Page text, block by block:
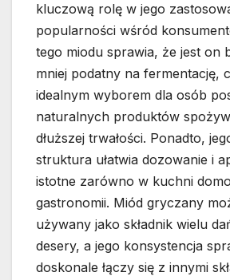
kluczową rolę w jego
popularności wśród
tego miodu sprawia, że jest on
mniej podatny na fermentację,
idealnym wyborem dla osób
naturalnych produktów
dłuższej trwałości. Ponadto,
struktura ułatwia dozowanie i
istotne zarówno w kuchni
gastronomii. Miód gryczany
używany jako składnik wielu
desery, a jego konsystencja
doskonale łączy się z innymi